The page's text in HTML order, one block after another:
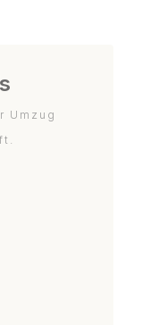
Umzug